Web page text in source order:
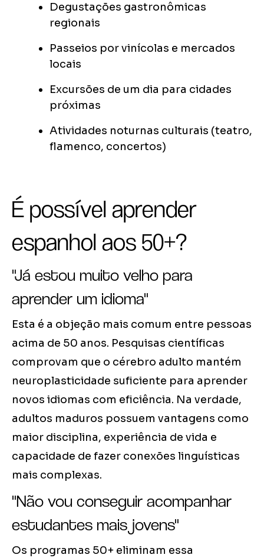
Degustações gastronômicas
regionais
Passeios por vinícolas e mercados
locais
Excursões de um dia para cidades
próximas
Atividades noturnas culturais (teatro,
flamenco, concertos)
É possível aprender
espanhol aos 50+?
"Já estou muito velho para
aprender um idioma"
Esta é a objeção mais comum entre pessoas
acima de 50 anos. Pesquisas científicas
comprovam que o cérebro adulto mantém
neuroplasticidade suficiente para aprender
novos idiomas com eficiência. Na verdade,
adultos maduros possuem vantagens como
maior disciplina, experiência de vida e
capacidade de fazer conexões linguísticas
mais complexas.
"Não vou conseguir acompanhar
estudantes mais jovens"
Os programas 50+ eliminam essa